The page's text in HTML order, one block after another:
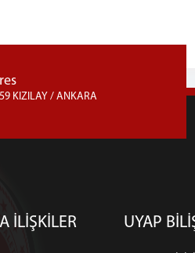
KIZILAY / ANKARA
İLİŞKİLER UYAP